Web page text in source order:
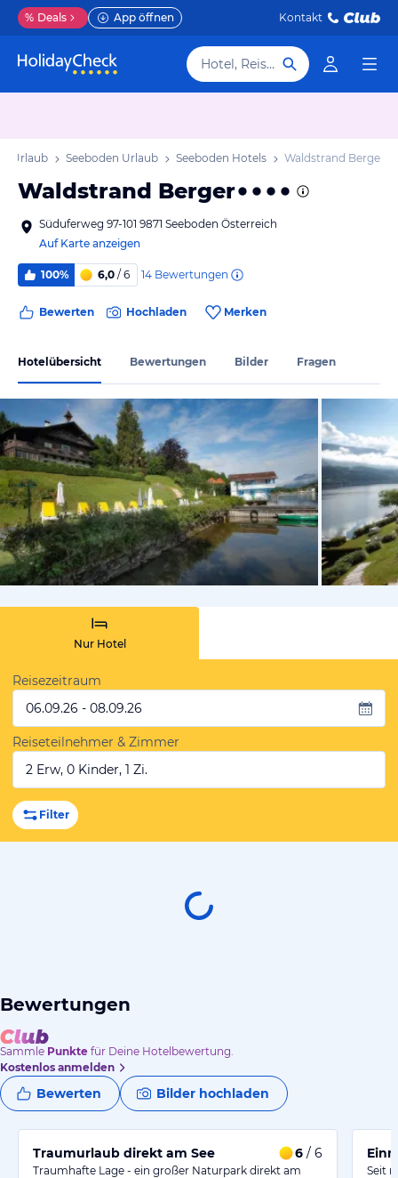
% Deals App öffnen Kontakt
Hotel, Reiseziel
Urlaub Seeboden Urlaub Seeboden Hotels Waldstrand Berger
Waldstrand Berger
Süduferweg 97-101 9871 Seeboden Österreich
Auf Karte anzeigen
100% 6,0 / 6 14 Bewertungen
Bewerten Hochladen Merken
Hotelübersicht Bewertungen Bilder Fragen
vom
Nur Hotel
Reisezeitraum
06.09.26 - 08.09.26
Reiseteilnehmer & Zimmer
2 Erw, 0 Kinder, 1 Zi.
Filter
Bewertungen
Sammle Punkte für Deine Hotelbewertung.
Kostenlos anmelden
Bewerten Bilder hochladen
Traumurlaub direkt am See 6 / 6
Traumhafte Lage - ein großer Naturpark direkt am
Seit